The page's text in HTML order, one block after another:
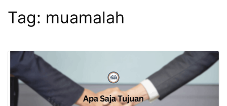
Tag: muamalah